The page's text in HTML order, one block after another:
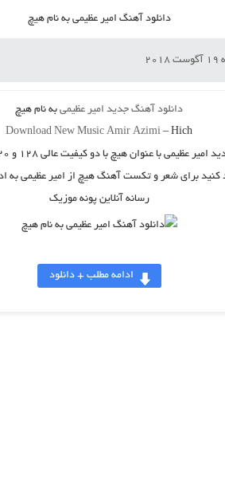
دانلود آهنگ امیر عظیمی به نام هیچ
دانلود آهنگ جدید امیر عظیمیبه نام هیچ
Download New Music Amir Azimi –Hich
امیر عظیمیبا عنوان هیچبا دو کیفیت عالی ۱۲۸ و ۳۲۰ آماده کردیم
کنید برای شعر و تکست آهنگ هیچ از امیر عظیمی به
رسانه آنلاین پونه موزیک
ادامه مطلب + دانلود